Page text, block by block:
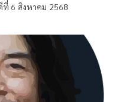
6 สิงหาคม 2568